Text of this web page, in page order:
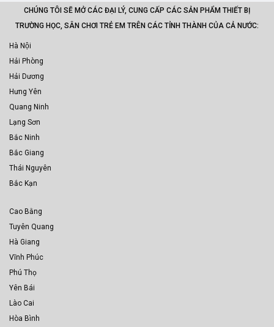
CHÚNG TÔI SẼ MỞ CÁC ĐẠI LÝ, CUNG CẤP CÁC SẢN PHẨM THIẾT BỊ
TRƯỜNG HỌC, SÂN CHƠI TRẺ EM TRÊN CÁC TỈNH THÀNH CỦA CẢ NƯỚC:
Hà Nội
Hải Phòng
Hải Dương
Hưng Yên
Quang Ninh
Lạng Sơn
Bắc Ninh
Bắc Giang
Thái Nguyên
Bắc Kạn
Cao Bằng
Tuyên Quang
Hà Giang
Vĩnh Phúc
Phú Thọ
Yên Bái
Lào Cai
Hòa Bình